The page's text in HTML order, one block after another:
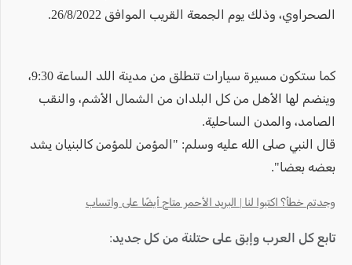
الصحراوي، وذلك يوم الجمعة القريب الموافق 26/8/2022.
كما ستكون مسيرة سيارات تنطلق من مدينة اللد الساعة 9:30،
وينضم لها الأهل من كل البلدان من الشمال الأشم، والنقب
الصامد، والمدن الساحلية.
قال النبي صلى الله عليه وسلم: "المؤمن للمؤمن كالبنيان يشد
بعضه بعضا".
وجدتم خطأ؟ اكتبوا لنا | البريد الأحمر متاح أيضًا على واتساب
تابع كل العرب وإبق على حتلنة من كل جديد: